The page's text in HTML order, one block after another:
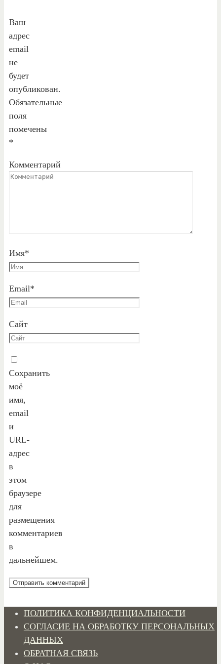
Ваш
адрес
email
не
будет
опубликован.
Обязательные
поля
помечены
*
Комментарий
Имя*
Email*
Сайт
Сохранить
моё
имя,
email
и
URL-
адрес
в
этом
браузере
для
размещения
комментариев
в
дальнейшем.
ПОЛИТИКА КОНФИДЕНЦИАЛЬНОСТИ
СОГЛАСИЕ НА ОБРАБОТКУ ПЕРСОНАЛЬНЫХ
ДАННЫХ
ОБРАТНАЯ СВЯЗЬ